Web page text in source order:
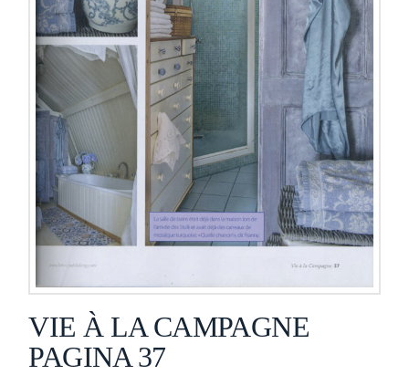
VIE À LA CAMPAGNE
PAGINA 37